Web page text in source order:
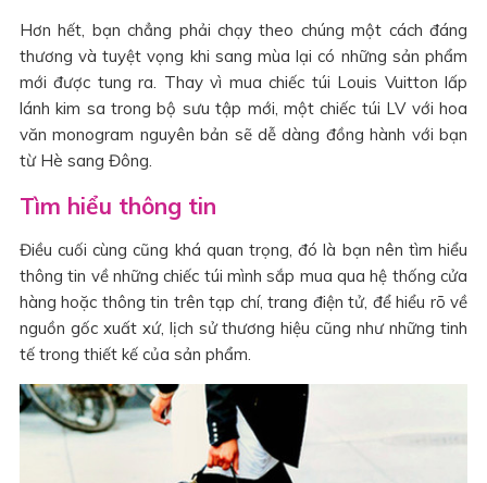
Hơn hết, bạn chẳng phải chạy theo chúng một cách đáng
thương và tuyệt vọng khi sang mùa lại có những sản phẩm
mới được tung ra. Thay vì mua chiếc túi Louis Vuitton lấp
lánh kim sa trong bộ sưu tập mới, một chiếc túi LV với hoa
văn monogram nguyên bản sẽ dễ dàng đồng hành với bạn
từ Hè sang Đông.
Tìm hiểu thông tin
Điều cuối cùng cũng khá quan trọng, đó là bạn nên tìm hiểu
thông tin về những chiếc túi mình sắp mua qua hệ thống cửa
hàng hoặc thông tin trên tạp chí, trang điện tử, để hiểu rõ về
nguồn gốc xuất xứ, lịch sử thương hiệu cũng như những tinh
tế trong thiết kế của sản phẩm.